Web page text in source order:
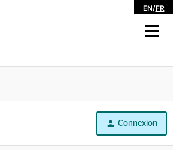
EN/FR
Connexion